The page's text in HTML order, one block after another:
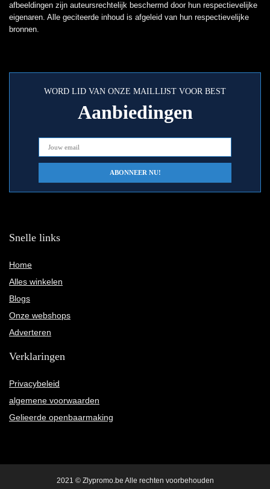
afbeeldingen zijn auteursrechtelijk beschermd door hun respectievelijke
eigenaren. Alle geciteerde inhoud is afgeleid van hun respectievelijke
bronnen.
WORD LID VAN ONZE MAILLIJST VOOR BEST
Aanbiedingen
Snelle links
Home
Alles winkelen
Blogs
Onze webshops
Adverteren
Verklaringen
Privacybeleid
algemene voorwaarden
Gelieerde openbaarmaking
2021 © Zlypromo.be Alle rechten voorbehouden